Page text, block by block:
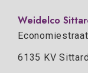
Weidelco
6135 KV Sittard